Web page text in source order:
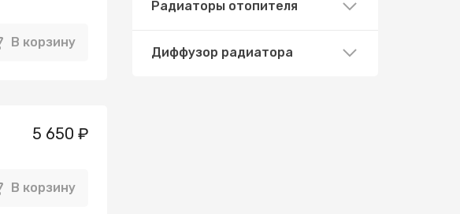
В корзину
5 650 ₽
В корзину
Радиаторы отопителя
Диффузор радиатора